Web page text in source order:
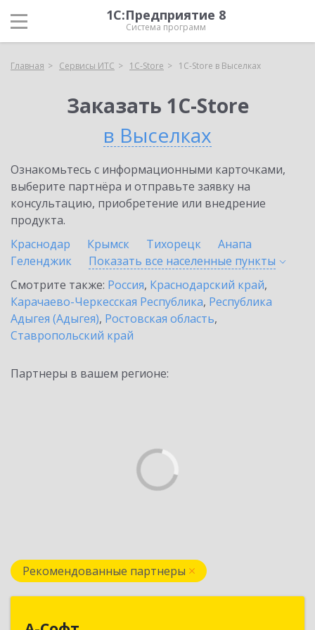
1С:Предприятие 8
Система программ
Главная Сервисы ИТС 1C-Store 1C-Store в Выселках
Заказать 1C-Store
в Выселках
Ознакомьтесь с информационными карточками,
выберите партнёра и отправьте заявку на
консультацию, приобретение или внедрение
продукта.
Краснодар
Крымск Тихорецк
Анапа
Геленджик
Показать все населенные пункты
Смотрите также: Россия, Краснодарский край,
Карачаево-Черкесская Республика, Республика
Адыгея (Адыгея), Ростовская область,
Ставропольский край
Партнеры в вашем регионе:
Рекомендованные партнеры